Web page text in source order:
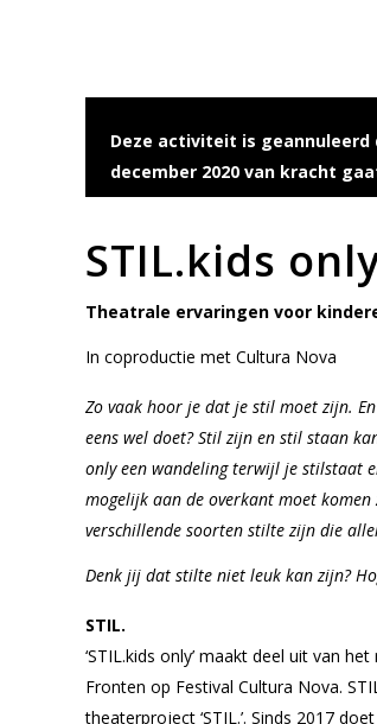
Deze activiteit is geannuleerd
december 2020 van kracht
STIL.kids
Theatrale ervaringen voor
In coproductie met Cultura Nova
Zo vaak hoor je dat je stil moet zijn.
eens wel doet? Stil zijn en stil staan
only een wandeling terwijl je stilstaat
mogelijk aan de overkant moet
verschillende soorten stilte zijn die
Denk jij dat stilte niet leuk kan zijn?
STIL.
‘STIL.kids only’ maakt deel uit van
Fronten op Festival Cultura Nova.
theaterproject ‘STIL.’. Sinds 2017